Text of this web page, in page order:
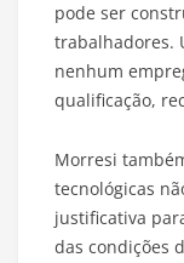
pode ser
trabalhadores.
nenhum
qualificação,
Morresi
tecnológicas
justificativa
das condições